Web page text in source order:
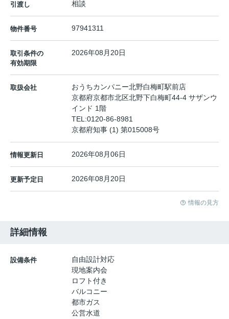
引渡し 相談
物件番号 97941311
取引条件の
有効期限
2026年08月20日
取扱会社
おうちカンパニー北野白梅町駅前店
京都府京都市北区北野下白梅町44-4 サザンウ
インド 1階
TEL:0120-86-8981
京都府知事 (1) 第015008号
情報更新日 2026年08月06日
更新予定日 2026年08月20日
情報の見方
詳細情報
設備条件
自由設計対応
現地案内会
ロフト付き
バルコニー
都市ガス
公営水道